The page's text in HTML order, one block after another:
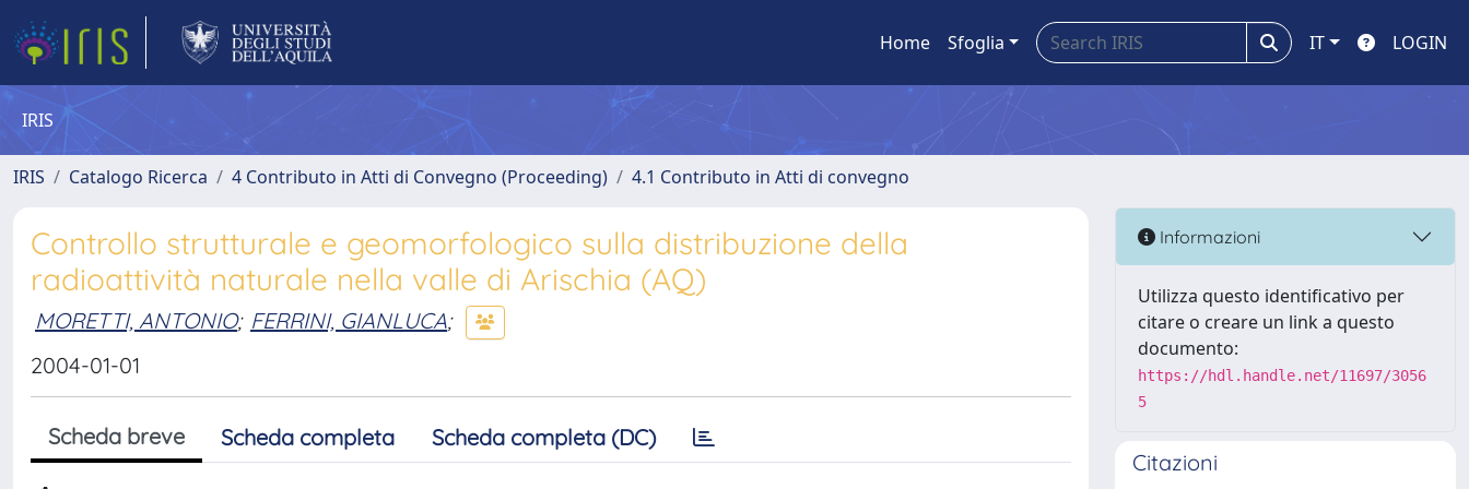
Home Sfoglia IT LOGIN
IRIS
IRIS Catalogo Ricerca 4 Contributo in Atti di Convegno (Proceeding) 4.1 Contributo in Atti di convegno
Controllo strutturale e geomorfologico sulla distribuzione della
radioattività naturale nella valle di Arischia (AQ)
MORETTI, ANTONIO; FERRINI, GIANLUCA;
2004-01-01
Scheda breve Scheda completa Scheda completa (DC)
Informazioni
Utilizza questo identificativo per
citare o creare un link a questo
documento:
https://hdl.handle.net/11697/3056
5
Citazioni